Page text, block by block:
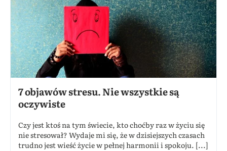
7 objawów stresu. Nie wszystkie są
oczywiste
Czy jest ktoś na tym świecie, kto choćby raz w życiu się
nie stresował? Wydaje mi się, że w dzisiejszych czasach
trudno jest wieść życie w pełnej harmonii i spokoju. [...]